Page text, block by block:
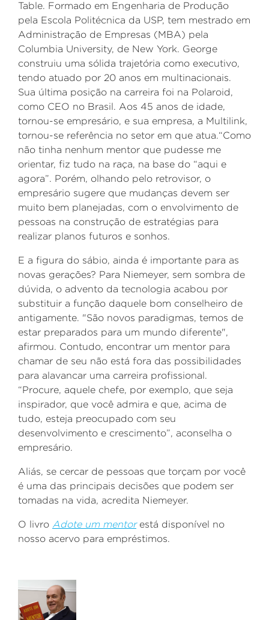
Table. Formado em Engenharia de Produção
pela Escola Politécnica da USP, tem mestrado em
Administração de Empresas (MBA) pela
Columbia University, de New York. George
construiu uma sólida trajetória como executivo,
tendo atuado por 20 anos em multinacionais.
Sua última posição na carreira foi na Polaroid,
como CEO no Brasil. Aos 45 anos de idade,
tornou-se empresário, e sua empresa, a Multilink,
tornou-se referência no setor em que atua.“Como
não tinha nenhum mentor que pudesse me
orientar, fiz tudo na raça, na base do “aqui e
agora”. Porém, olhando pelo retrovisor, o
empresário sugere que mudanças devem ser
muito bem planejadas, com o envolvimento de
pessoas na construção de estratégias para
realizar planos futuros e sonhos.
E a figura do sábio, ainda é importante para as
novas gerações? Para Niemeyer, sem sombra de
dúvida, o advento da tecnologia acabou por
substituir a função daquele bom conselheiro de
antigamente. "São novos paradigmas, temos de
estar preparados para um mundo diferente",
afirmou. Contudo, encontrar um mentor para
chamar de seu não está fora das possibilidades
para alavancar uma carreira profissional.
“Procure, aquele chefe, por exemplo, que seja
inspirador, que você admira e que, acima de
tudo, esteja preocupado com seu
desenvolvimento e crescimento”, aconselha o
empresário.
Aliás, se cercar de pessoas que torçam por você
é uma das principais decisões que podem ser
tomadas na vida, acredita Niemeyer.
O livro Adote um mentorestá disponível no
nosso acervo para empréstimos.